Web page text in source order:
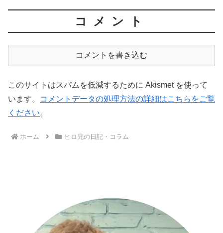
コメント
コメントを書き込む
このサイトはスパムを低減するために Akismet を使って
います。
コメントデータの処理方法の詳細はこちらをご覧
ください。
ホーム ヒロ兄の日記・コラム